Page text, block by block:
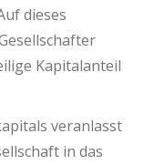
dieses
Kapitalanteil
veranlasst
in das